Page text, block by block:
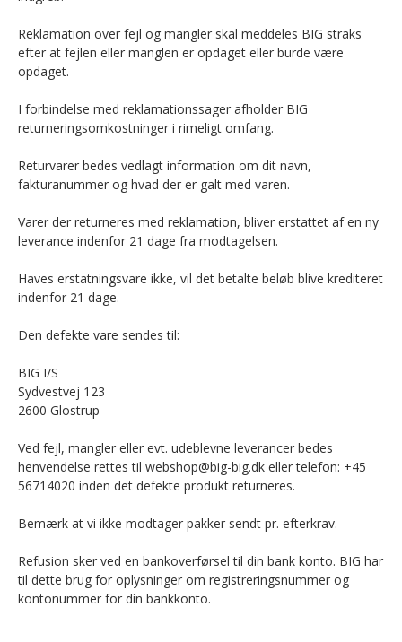
Reklamation over fejl og mangler skal meddeles BIG straks
efter at fejlen eller manglen er opdaget eller burde være
opdaget.
I forbindelse med reklamationssager afholder BIG
returneringsomkostninger i rimeligt omfang.
Returvarer bedes vedlagt information om dit navn,
fakturanummer og hvad der er galt med varen.
Varer der returneres med reklamation, bliver erstattet af en ny
leverance indenfor 21 dage fra modtagelsen.
Haves erstatningsvare ikke, vil det betalte beløb blive krediteret
indenfor 21 dage.
Den defekte vare sendes til:
BIG I/S
Sydvestvej 123
2600 Glostrup
Ved fejl, mangler eller evt. udeblevne leverancer bedes
henvendelse rettes til webshop@big-big.dk eller telefon: +45
56714020 inden det defekte produkt returneres.
Bemærk at vi ikke modtager pakker sendt pr. efterkrav.
Refusion sker ved en bankoverførsel til din bank konto. BIG har
til dette brug for oplysninger om registreringsnummer og
kontonummer for din bankkonto.